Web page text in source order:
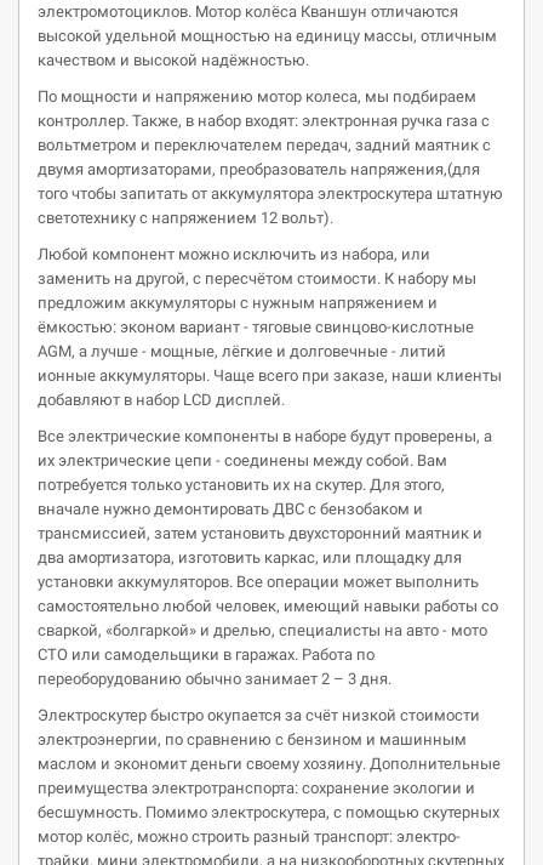
электромотоциклов. Мотор колёса Кваншун отличаются
высокой удельной мощностью на единицу массы, отличным
качеством и высокой надёжностью.
По мощности и напряжению мотор колеса, мы подбираем
контроллер. Также, в набор входят: электронная ручка газа с
вольтметром и переключателем передач, задний маятник с
двумя амортизаторами, преобразователь напряжения,(для
того чтобы запитать от аккумулятора электроскутера штатную
светотехнику с напряжением 12 вольт).
Любой компонент можно исключить из набора, или
заменить на другой, с пересчётом стоимости. К набору мы
предложим аккумуляторы с нужным напряжением и
ёмкостью: эконом вариант - тяговые свинцово-кислотные
AGM, а лучше - мощные, лёгкие и долговечные - литий
ионные аккумуляторы. Чаще всего при заказе, наши клиенты
добавляют в набор LCD дисплей.
Все электрические компоненты в наборе будут проверены, а
их электрические цепи - соединены между собой. Вам
потребуется только установить их на скутер. Для этого,
вначале нужно демонтировать ДВС с бензобаком и
трансмиссией, затем установить двухсторонний маятник и
два амортизатора, изготовить каркас, или площадку для
установки аккумуляторов. Все операции может выполнить
самостоятельно любой человек, имеющий навыки работы со
сваркой, «болгаркой» и дрелью, специалисты на авто - мото
СТО или самодельщики в гаражах. Работа по
переоборудованию обычно занимает 2 – 3 дня.
Электроскутер быстро окупается за счёт низкой стоимости
электроэнергии, по сравнению с бензином и машинным
маслом и экономит деньги своему хозяину. Дополнительные
преимущества электротранспорта: сохранение экологии и
бесшумность. Помимо электроскутера, с помощью скутерных
мотор колёс, можно строить разный транспорт: электро-
трайки, мини электромобили, а на низкооборотных скутерных